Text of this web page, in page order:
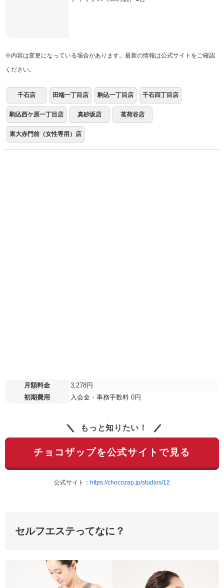
※内容は変更になっている場合があります。最新の情報は公式サイトをご確認
ください。
千石店 田端一丁目店 駒込一丁目店 千石四丁目店
駒込西ケ原一丁目店 真砂坂店 茗荷谷店
東大赤門前（女性専用）店
月額料金
3,278円
初期費用
入会金・事務手数料 0円
もっと知りたい！
チョコザップを公式サイトで見る
公式サイト： https://chocozap.jp/studios/12
セルフエステってなに？